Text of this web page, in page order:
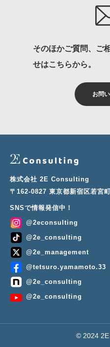
お問
そのほかご質問、ご
せはこちらから。
株式会社 2E Consulting
〒162-0827 東京都新宿区若宮
© 2024